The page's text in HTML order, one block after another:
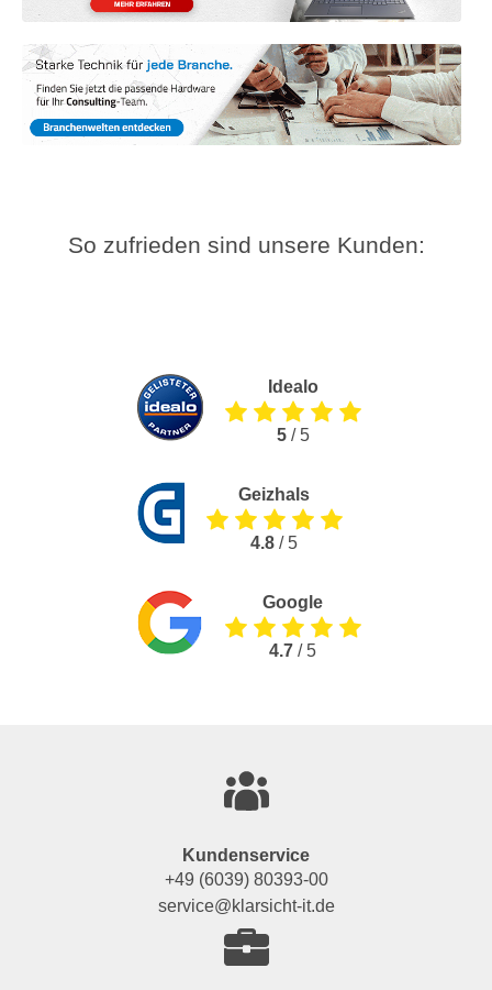
So zufrieden sind unsere Kunden:
Idealo
5/ 5
Geizhals
4.8 / 5
Google
4.7 / 5
Kundenservice
+49 (6039) 80393-00
service@klarsicht-it.de